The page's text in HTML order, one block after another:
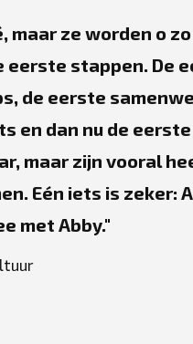
maar ze worden o
stappen. De
de eerste
en dan nu de
maar zijn vooral
Eén iets is zeker:
met Abby.